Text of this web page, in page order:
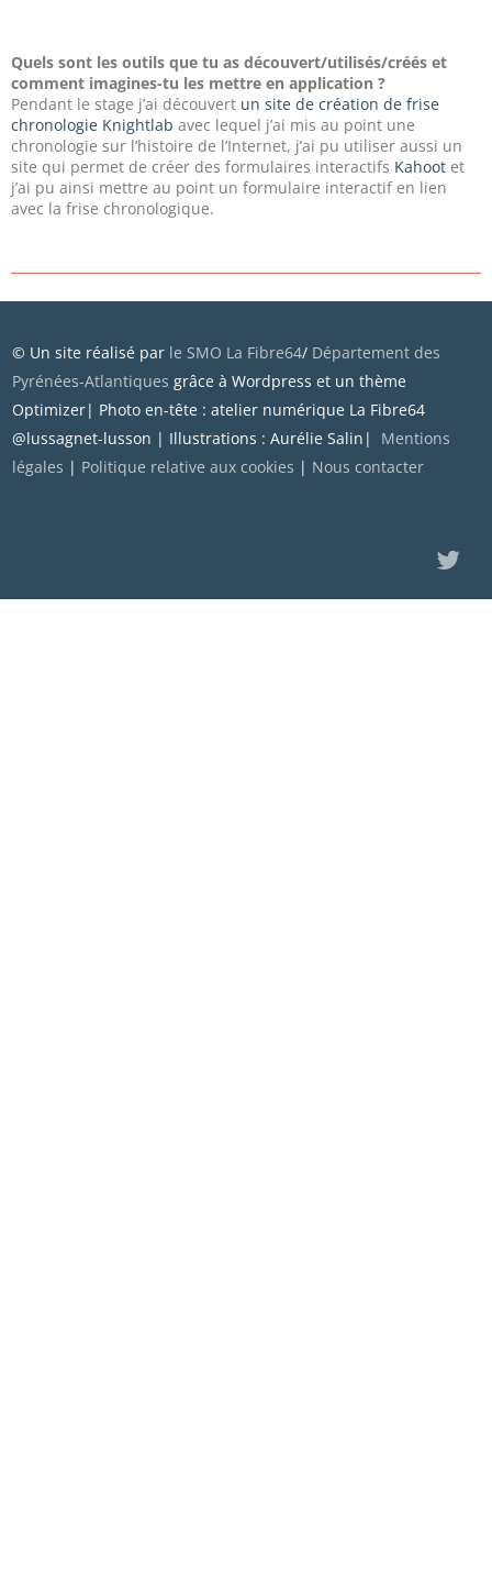
Quels sont les outils que tu as découvert/utilisés/créés et
comment imagines-tu les mettre en application ?
Pendant le stage j’ai découvert un site de création de frise
chronologie Knightlab avec lequel j’ai mis au point une
chronologie sur l’histoire de l’Internet, j’ai pu utiliser aussi un
site qui permet de créer des formulaires interactifs Kahoot et
j’ai pu ainsi mettre au point un formulaire interactif en lien
avec la frise chronologique.
© Un site réalisé par le SMO La Fibre64/ Département des
Pyrénées-Atlantiques grâce à Wordpress et un thème
Optimizer| Photo en-tête : atelier numérique La Fibre64
@lussagnet-lusson | Illustrations : Aurélie Salin| Mentions
légales | Politique relative aux cookies | Nous contacter